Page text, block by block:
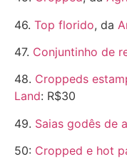
46. Top florido, da
47. Conjuntinho de
48. Croppeds
Land: R$30
49. Saias godês de
50: Cropped e hot